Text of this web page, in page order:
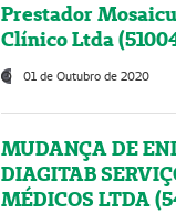
Prestador
Clínico Ltda
01 de Outubro de 2020
MUDANÇA DE
DIAGITAB
MÉDICOS LTDA